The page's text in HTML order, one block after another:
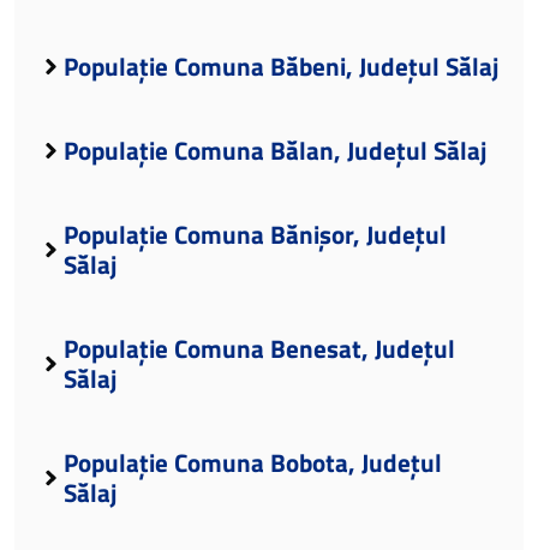
Populație Comuna Băbeni, Județul Sălaj
Populație Comuna Bălan, Județul Sălaj
Populație Comuna Bănișor, Județul
Sălaj
Populație Comuna Benesat, Județul
Sălaj
Populație Comuna Bobota, Județul
Sălaj